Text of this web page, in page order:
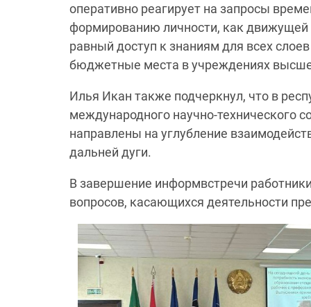
оперативно реагирует на запросы
формированию личности, как движущей
равный доступ к знаниям для всех
бюджетные места в учреждениях
Илья Икан также подчеркнул, что в
международного научно-технического
направлены на углубление
дальней дуги.
В завершение информвстречи
вопросов, касающихся деятельности